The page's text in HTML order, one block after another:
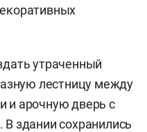
утраченный
лестницу между
и арочную дверь с
здании сохранились